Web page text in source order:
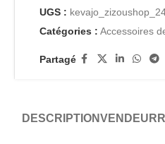
UGS :
Catégories : Accessoires
Partagé
DESCRIPTIONVENDEUR